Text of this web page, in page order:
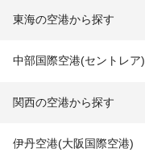
東海の空港から探す
中部国際空港(セントレア)
関西の空港から探す
伊丹空港(大阪国際空港)